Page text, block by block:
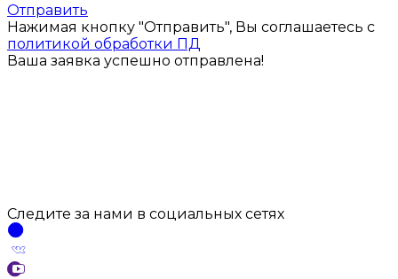
Отправить
Нажимая кнопку "Отправить", Вы соглашаетесь с
политикой обработки ПД
Ваша заявка успешно отправлена!
Следите за нами в социальных сетях